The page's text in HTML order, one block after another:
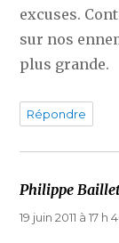
excuses.
sur nos
plus grande.
Répondre
Philippe
19 juin 2011 à 17 h